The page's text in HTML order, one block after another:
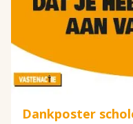
Dankposter